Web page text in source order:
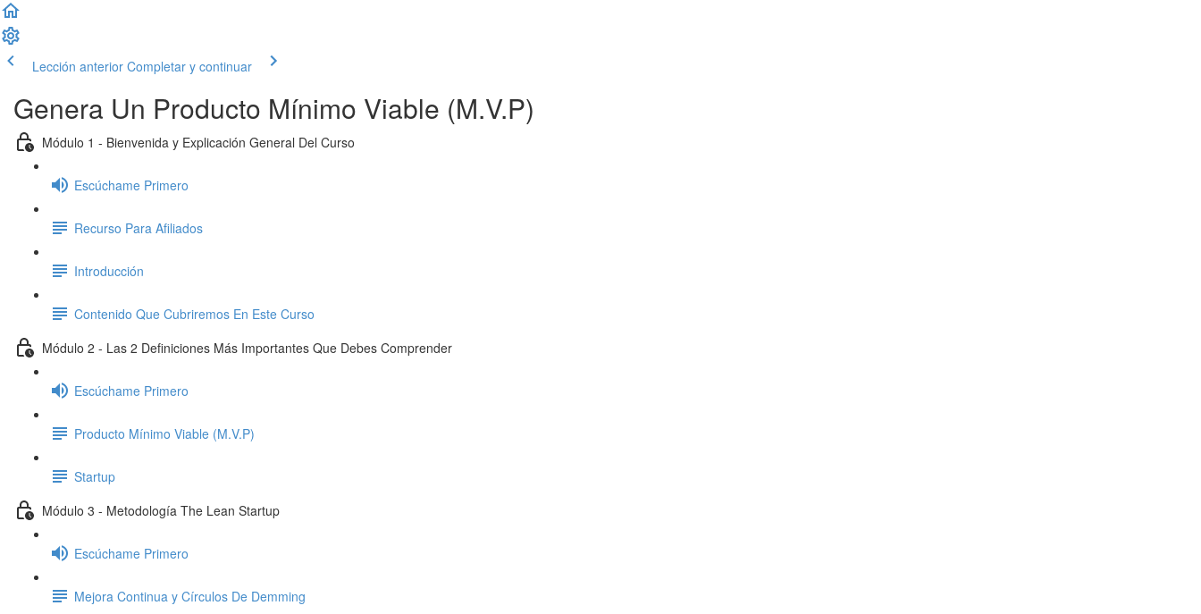
Lección anterior Completar y continuar
Genera Un Producto Mínimo Viable (M.V.P)
Módulo 1 - Bienvenida y Explicación General Del Curso
Escúchame Primero
Recurso Para Afiliados
Introducción
Contenido Que Cubriremos En Este Curso
Módulo 2 - Las 2 Definiciones Más Importantes Que Debes Comprender
Escúchame Primero
Producto Mínimo Viable (M.V.P)
Startup
Módulo 3 - Metodología The Lean Startup
Escúchame Primero
Mejora Continua y Círculos De Demming